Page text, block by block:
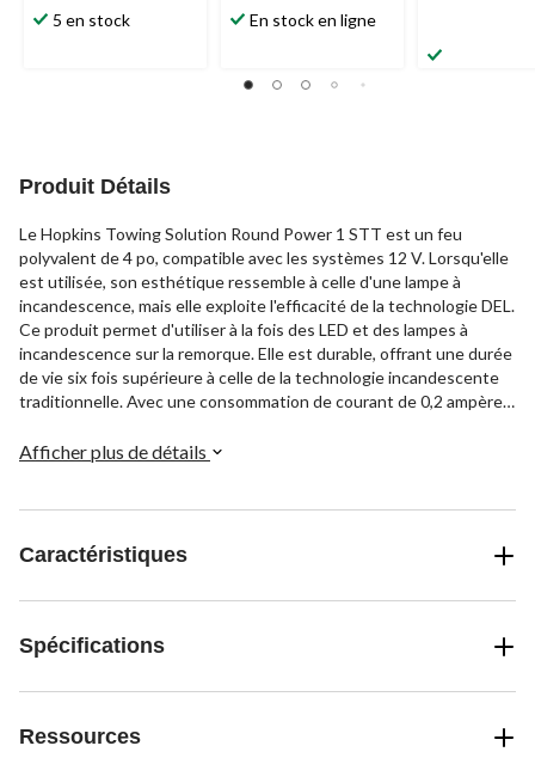
5 en stock En stock en ligne
Produit Détails
Le Hopkins Towing Solution Round Power 1 STT est un feu
polyvalent de 4 po, compatible avec les systèmes 12 V. Lorsqu'elle
est utilisée, son esthétique ressemble à celle d'une lampe à
incandescence, mais elle exploite l'efficacité de la technologie DEL.
Ce produit permet d'utiliser à la fois des LED et des lampes à
incandescence sur la remorque. Elle est durable, offrant une durée
de vie six fois supérieure à celle de la technologie incandescente
traditionnelle. Avec une consommation de courant de 0,2 ampère,
cm en fait un choix pratique pour les différents besoins des
Afficher plus de détails
Caractéristiques
Spécifications
Ressources